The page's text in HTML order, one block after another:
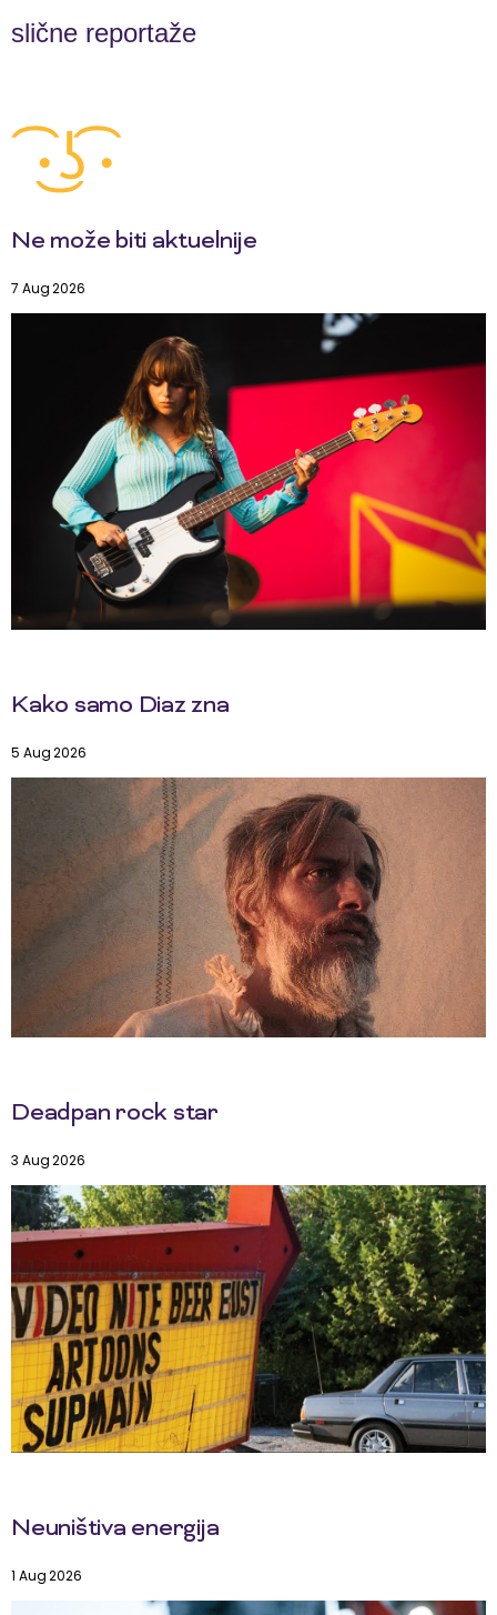
slične reportaže
Ne može biti aktuelnije
7 Aug 2026
Kako samo Diaz zna
5 Aug 2026
Deadpan rock star
3 Aug 2026
Neuništiva energija
1 Aug 2026